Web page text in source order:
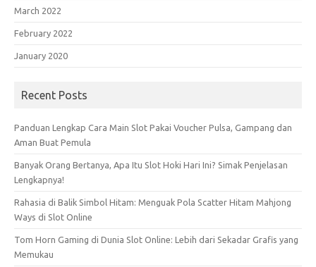
March 2022
February 2022
January 2020
Recent Posts
Panduan Lengkap Cara Main Slot Pakai Voucher Pulsa, Gampang dan
Aman Buat Pemula
Banyak Orang Bertanya, Apa Itu Slot Hoki Hari Ini? Simak Penjelasan
Lengkapnya!
Rahasia di Balik Simbol Hitam: Menguak Pola Scatter Hitam Mahjong
Ways di Slot Online
Tom Horn Gaming di Dunia Slot Online: Lebih dari Sekadar Grafis yang
Memukau